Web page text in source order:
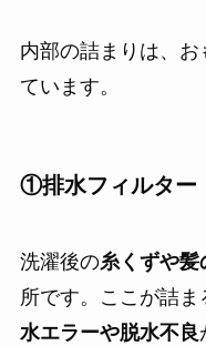
内部の詰まりは、
ています。
①排水フィルター
洗濯後の糸くずや髪
所です。ここが詰ま
水エラーや脱水不良